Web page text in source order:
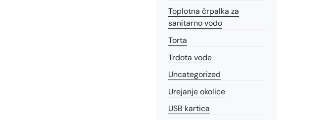
Toplotna črpalka za
sanitarno vodo
Torta
Trdota vode
Uncategorized
Urejanje okolice
USB kartica